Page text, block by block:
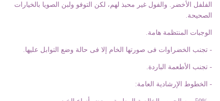
الفلفل الأخضر. والفول غير محبذ لهم، لكن التوفو ولبن الصويا بالخيارات
الصحيحة.
الوجبات المنتظمة هامة.
- تجنب الخضراوات فى صورتها الخام إلا فى حالة وضع التوابل عليها.
- تجنب الأطعمة الباردة.
- الخطوط الإرشادية العامة: